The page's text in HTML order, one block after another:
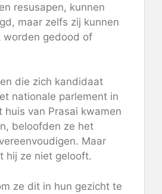
resusapen, kunnen
maar zelfs zij kunnen
worden gedood of
die zich kandidaat
nationale parlement in
huis van Prasai kwamen
beloofden ze het
Maar
hij ze niet gelooft.
ze dit in hun gezicht te